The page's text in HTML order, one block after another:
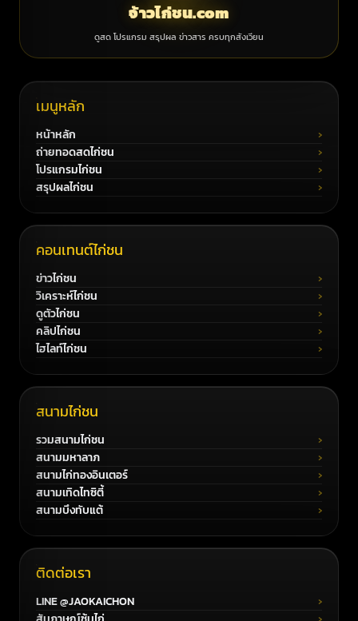
จ้าวไก่ชน.com
ดูสด โปรแกรม สรุปผล ข่าวสาร ครบทุกสังเวียน
เมนูหลัก
หน้าหลัก
ถ่ายทอดสดไก่ชน
โปรแกรมไก่ชน
สรุปผลไก่ชน
คอนเทนต์ไก่ชน
ข่าวไก่ชน
วิเคราะห์ไก่ชน
ดูตัวไก่ชน
คลิปไก่ชน
ไฮไลท์ไก่ชน
สนามไก่ชน
รวมสนามไก่ชน
สนามมหาลาภ
สนามไก่ทองอินเตอร์
สนามเทิดไทซิตี้
สนามบึงทับแต้
ติดต่อเรา
LINE @JAOKAICHON